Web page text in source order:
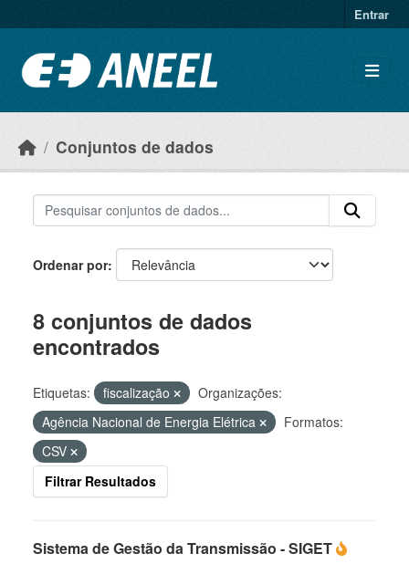
Entrar
Conjuntos de dados
Ordenar por
8 conjuntos de dados
encontrados
Etiquetas: fiscalização
Organizações:
Agência Nacional de Energia Elétrica
Formatos:
CSV
Filtrar Resultados
Sistema de Gestão da Transmissão - SIGET